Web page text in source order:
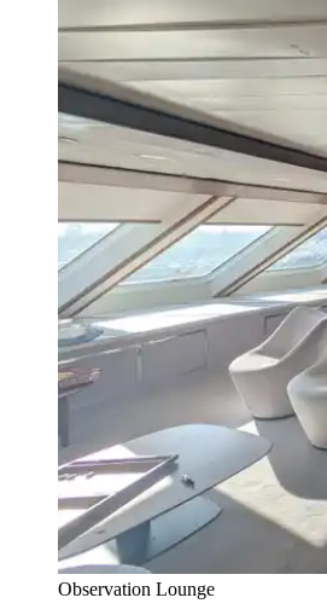
Observation Lounge